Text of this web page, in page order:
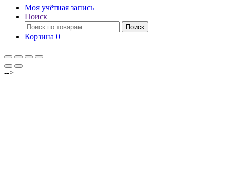
Моя учётная запись
Поиск
Искать:
Поиск
Корзина 0
-->